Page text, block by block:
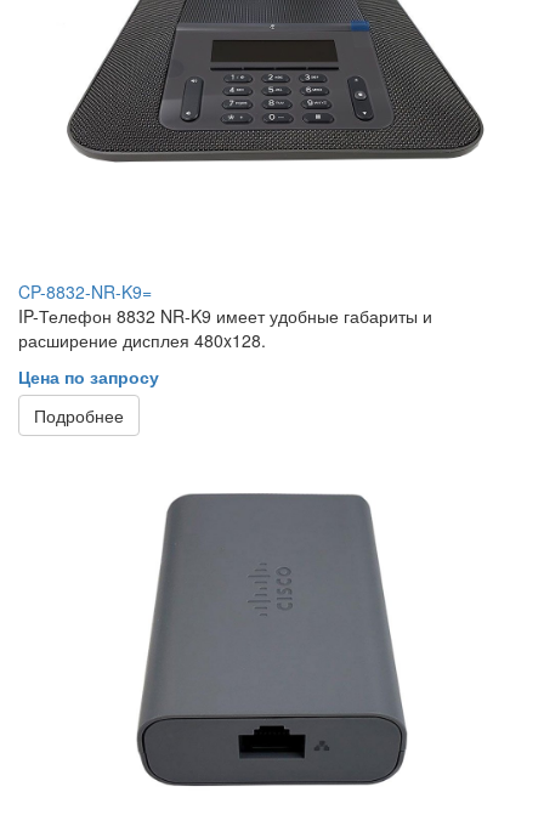
CP-8832-NR-K9=
IP-Телефон 8832 NR-K9 имеет удобные габариты и
расширение дисплея 480x128.
Цена по запросу
Подробнее